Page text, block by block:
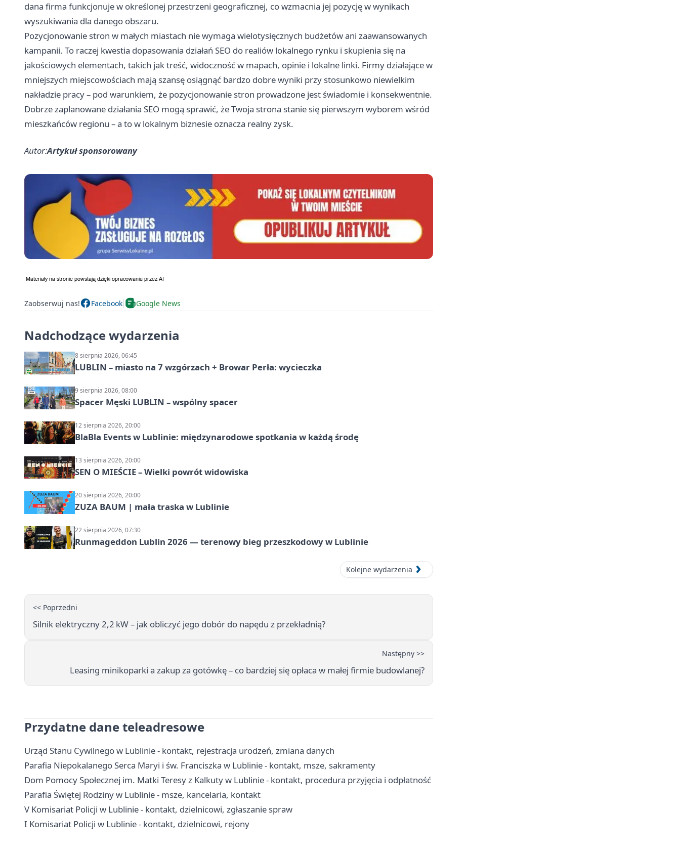
dana firma funkcjonuje w określonej przestrzeni geograficznej, co wzmacnia jej pozycję w wynikach
wyszukiwania dla danego obszaru.
Pozycjonowanie stron w małych miastach nie wymaga wielotysięcznych budżetów ani zaawansowanych
kampanii. To raczej kwestia dopasowania działań SEO do realiów lokalnego rynku i skupienia się na
jakościowych elementach, takich jak treść, widoczność w mapach, opinie i lokalne linki. Firmy działające w
mniejszych miejscowościach mają szansę osiągnąć bardzo dobre wyniki przy stosunkowo niewielkim
nakładzie pracy – pod warunkiem, że pozycjonowanie stron prowadzone jest świadomie i konsekwentnie.
Dobrze zaplanowane działania SEO mogą sprawić, że Twoja strona stanie się pierwszym wyborem wśród
mieszkańców regionu – a to w lokalnym biznesie oznacza realny zysk.
Autor:Artykuł sponsorowany
Zaobserwuj nas! Facebook Google News
Nadchodzące wydarzenia
8 sierpnia 2026, 06:45
LUBLIN – miasto na 7 wzgórzach + Browar Perła: wycieczka
9 sierpnia 2026, 08:00
Spacer Męski LUBLIN – wspólny spacer
12 sierpnia 2026, 20:00
BlaBla Events w Lublinie: międzynarodowe spotkania w każdą środę
13 sierpnia 2026, 20:00
SEN O MIEŚCIE – Wielki powrót widowiska
20 sierpnia 2026, 20:00
ZUZA BAUM | mała traska w Lublinie
22 sierpnia 2026, 07:30
Runmageddon Lublin 2026 — terenowy bieg przeszkodowy w Lublinie
Kolejne wydarzenia
<< Poprzedni
Silnik elektryczny 2,2 kW – jak obliczyć jego dobór do napędu z przekładnią?
Następny >>
Leasing minikoparki a zakup za gotówkę – co bardziej się opłaca w małej firmie budowlanej?
Przydatne dane teleadresowe
Urząd Stanu Cywilnego w Lublinie - kontakt, rejestracja urodzeń, zmiana danych
Parafia Niepokalanego Serca Maryi i św. Franciszka w Lublinie - kontakt, msze, sakramenty
Dom Pomocy Społecznej im. Matki Teresy z Kalkuty w Lublinie - kontakt, procedura przyjęcia i odpłatność
Parafia Świętej Rodziny w Lublinie - msze, kancelaria, kontakt
V Komisariat Policji w Lublinie - kontakt, dzielnicowi, zgłaszanie spraw
I Komisariat Policji w Lublinie - kontakt, dzielnicowi, rejony